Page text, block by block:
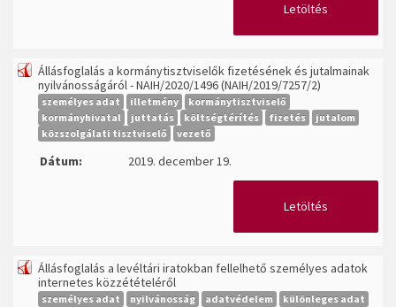
Letöltés
Állásfoglalás a kormánytisztviselők fizetésének és jutalmainak
nyilvánosságáról - NAIH/2020/1496 (NAIH/2019/7257/2)
személyes adat illetmény
kormánytisztviselő
kormányhivatal
juttatás költségtérítés fizetés
jutalom
közszolgálati tisztviselő
vezető
Dátum: 2019. december 19.
Letöltés
Állásfoglalás a levéltári iratokban fellelhető személyes adatok
internetes közzétételéről
személyes adat nyilvánosság adatvédelem
különleges adat